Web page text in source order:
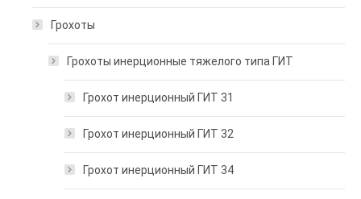
Грохоты
Грохоты инерционные тяжелого типа ГИТ
Грохот инерционный ГИТ 31
Грохот инерционный ГИТ 32
Грохот инерционный ГИТ 34